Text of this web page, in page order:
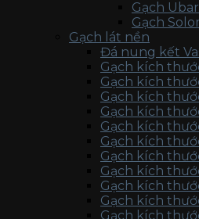
Gạch
Gạch
Gạch lát nền
Đá nung kết
Gạch kích
Gạch kích
Gạch kích
Gạch kích
Gạch kích
Gạch kích
Gạch kích
Gạch kích
Gạch kích
Gạch kích
Gạch kích